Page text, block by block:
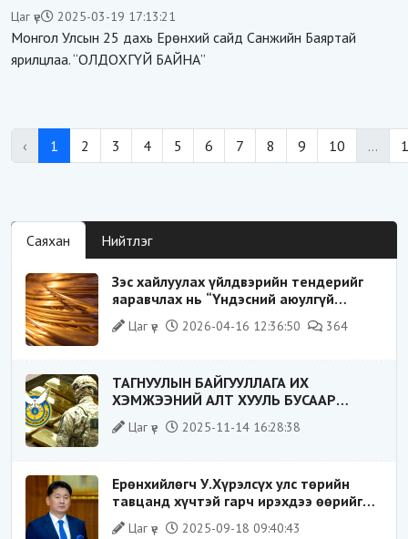
Цаг үе 2025-03-19 17:13:21
Монгол Улсын 25 дахь Ерөнхий сайд Санжийн Баяртай
ярилцлаа. “ОЛДОХГҮЙ БАЙНА”
‹ 1 2 3 4 5 6 7 8 9 10 ...
Саяхан Нийтлэг
Зэс хайлуулах үйлдвэрийн тендерийг
яаравчлах нь “Үндэсний аюулгүй
байдал“-д эрсдэлтэй юу?
Цаг үе 2026-04-16 12:36:50 364
ТАГНУУЛЫН БАЙГУУЛЛАГА ИХ
ХЭМЖЭЭНИЙ АЛТ ХУУЛЬ БУСААР
ХИЛЭЭР ГАРГАХ ГЭЖ БАЙСАН
ҮЙЛДЛИЙГ ТАСЛАН ЗОГСООЛОО
Цаг үе 2025-11-14 16:28:38
Ерөнхийлөгч У.Хүрэлсүх улс төрийн
тавцанд хүчтэй гарч ирэхдээ өөрийгөө
шударга ёсны төлөө тэмцэгч, “хуучин
тогтолцооны хонгилыг нураагч” гэсэн
Цаг үе 2025-09-18 09:40:43